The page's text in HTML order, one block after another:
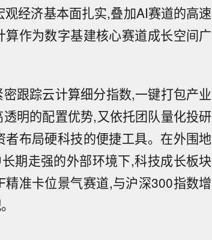
经济基本面扎实,叠加AI赛道的高速
作为数字基建核心赛道成长空间广
跟踪云计算细分指数,一键打包产业
明的配置优势,又依托团队量化投研
布局硬科技的便捷工具。在外围地
期走强的外部环境下,科技成长板块
准卡位景气赛道,与沪深300指数增